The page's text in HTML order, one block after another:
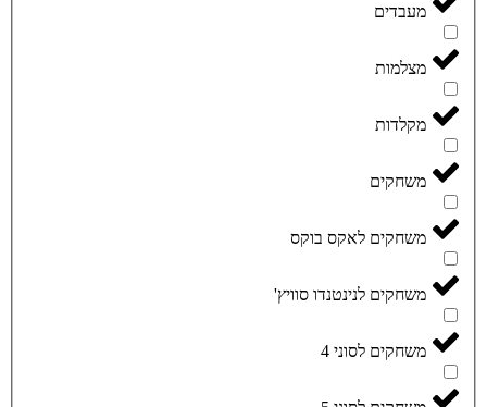
מעבדים
מצלמות
מקלדות
משחקים
משחקים לאקס בוקס
משחקים לנינטנדו סוויץ'
משחקים לסוני 4